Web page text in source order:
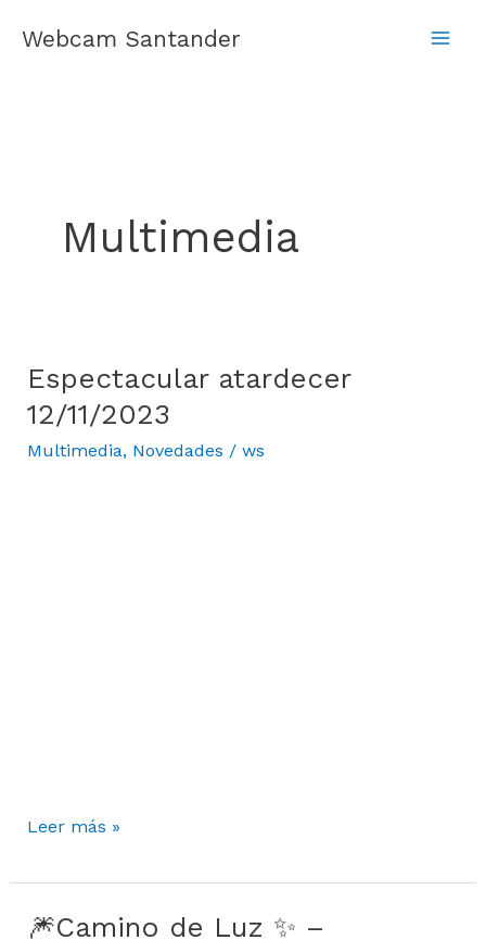
Webcam Santander
Multimedia
Espectacular atardecer
12/11/2023
Multimedia, Novedades / ws
Espectacular
atardecer
Leer más »
🎆Camino de Luz ✨ –
🎆